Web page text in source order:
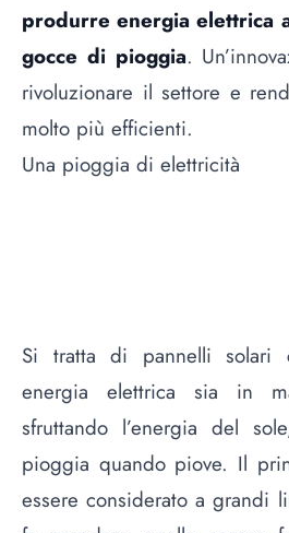
produrre energia elettrica
gocce di pioggia.
rivoluzionare il settore e
molto più efficienti.
Una pioggia di elettricità
Si tratta di pannelli solari
energia elettrica sia in
sfruttando l’energia del
pioggia quando piove. Il
essere considerato a grandi